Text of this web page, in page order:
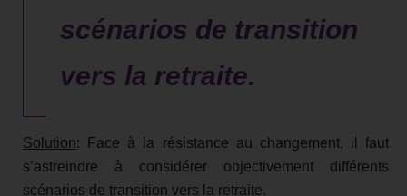
scénarios de transition
vers la retraite.
Solution: Face à la résistance au changement, il faut
s’astreindre à considérer objectivement différents
scénarios de transition vers la retraite.